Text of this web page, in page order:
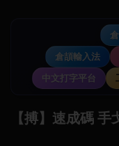
倉頡輸入法
中文打字平台
【搏】速成碼